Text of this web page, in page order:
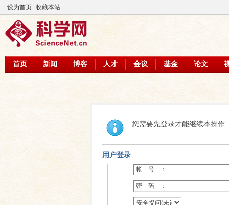
设为首页 收藏本站
首页 新闻 博客 人才 会议 基金 论文
您需要先登录才能继续本操作
用户登录
帐 号 ：
密 码 ：